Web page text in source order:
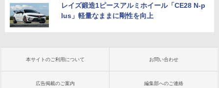
レイズ鍛造1ピースアルミホイール「CE28 N-p
lus」軽量なままに剛性を向上
本サイトのご利用について お問い合わせ
広告掲載のご案内 編集部へのご連絡